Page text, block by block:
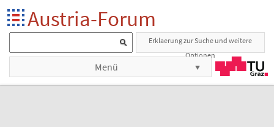
Austria-Forum
Erklaerung zur Suche und weitere
Optionen
Menü